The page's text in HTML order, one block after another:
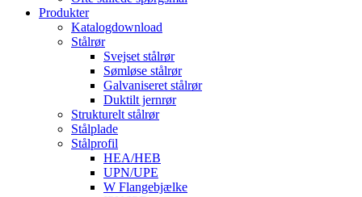
Produkter
Katalogdownload
Stålrør
Svejset stålrør
Sømløse stålrør
Galvaniseret stålrør
Duktilt jernrør
Strukturelt stålrør
Stålplade
Stålprofil
HEA/HEB
UPN/UPE
W Flangebjælke